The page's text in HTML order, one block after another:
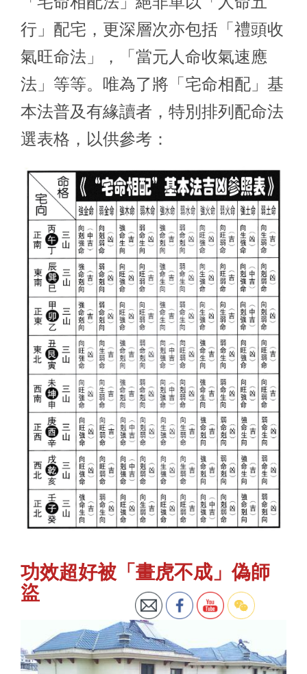
行」配宅，更深層次亦包括「禮頭收
氣旺命法」，「當元人命收氣速應
法」等等。唯為了將「宅命相配」基
本法普及有緣讀者，特別排列配命法
選表格，以供參考：
功效超好被「畫虎不成」偽師
盜